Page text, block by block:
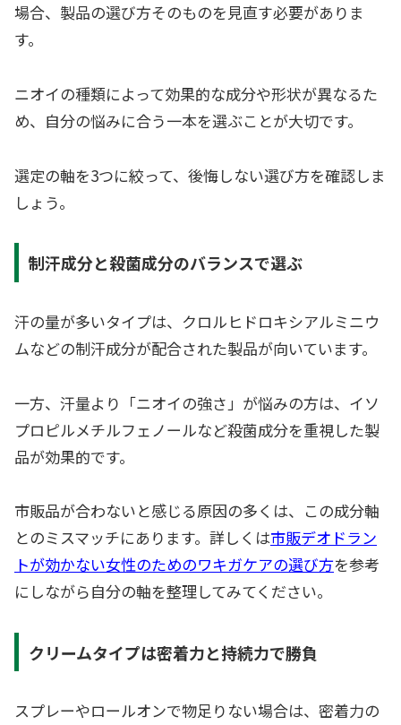
場合、製品の選び方そのものを見直す必要がありま
す。
ニオイの種類によって効果的な成分や形状が異なるた
め、自分の悩みに合う一本を選ぶことが大切です。
選定の軸を3つに絞って、後悔しない選び方を確認しま
しょう。
制汗成分と殺菌成分のバランスで選ぶ
汗の量が多いタイプは、クロルヒドロキシアルミニウ
ムなどの制汗成分が配合された製品が向いています。
一方、汗量より「ニオイの強さ」が悩みの方は、イソ
プロピルメチルフェノールなど殺菌成分を重視した製
品が効果的です。
市販品が合わないと感じる原因の多くは、この成分軸
とのミスマッチにあります。詳しくは市販デオドラン
トが効かない女性のためのワキガケアの選び方を参考
にしながら自分の軸を整理してみてください。
クリームタイプは密着力と持続力で勝負
スプレーやロールオンで物足りない場合は、密着力の